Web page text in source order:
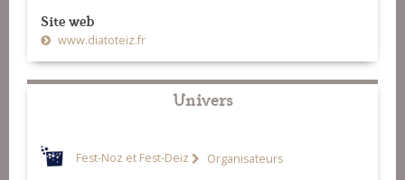
Site web
www.diatoteiz.fr
Univers
Fest-Noz et Fest-Deiz Organisateurs